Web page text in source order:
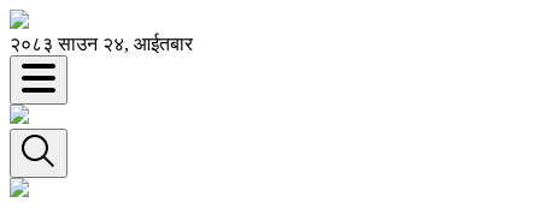
२०८३ साउन २४, आईतबार